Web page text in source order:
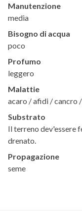
Manutenzione
media
Bisogno di acqua
poco
Profumo
leggero
Malattie
acaro / afidi / cancro
Substrato
Il terreno dev'essere
drenato.
Propagazione
seme